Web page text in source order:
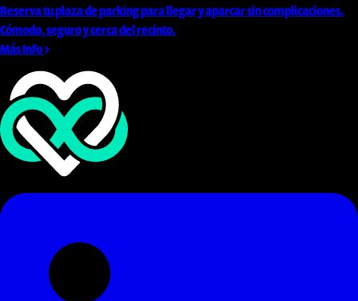
Reserva tu plaza de parking para llegar y aparcar sin complicaciones.
Cómodo, seguro y cerca del recinto.
Más Info